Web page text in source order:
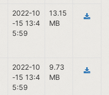
2022-10
-15 13:4
5:59
13.15
MB
2022-10
-15 13:4
5:59
9.73
MB